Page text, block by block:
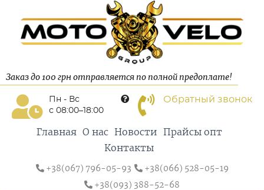
Заказ до 100 грн отправляется по полной предоплате!
Пн - Вс
с 08:00–18:00
Обратный звонок
Главная О нас Новости
Прайсы опт
Контакты
+38(067) 796-05-93
+38(066) 528-05-19
+38(093) 388-52-68